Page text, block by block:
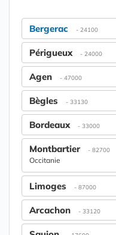
Bergerac - 24100
Périgueux - 24000
Agen - 47000
Bègles - 33130
Bordeaux - 33000
Montbartier - 82700
Occitanie
Limoges - 87000
Arcachon - 33120